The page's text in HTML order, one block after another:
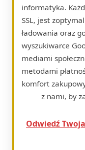
informatyka.
SSL, jest
ładowania oraz
wyszukiwarce
mediami
metodami
komfort
z nami, by
Odwiedź